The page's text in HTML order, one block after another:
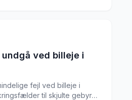
ved billeje i
fejl ved billeje i
til skjulte gebyrer